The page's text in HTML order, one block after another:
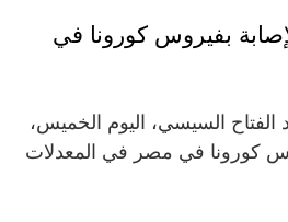
بفيروس كورونا في
السيسي، اليوم الخميس،
كورونا في مصر في المعدلات